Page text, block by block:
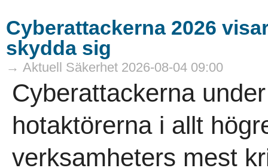
Cyberattackerna 2026
skydda sig
→ Aktuell Säkerhet 2026-08-04 09:00
Cyberattackerna
hotaktörerna i allt
verksamheters mest